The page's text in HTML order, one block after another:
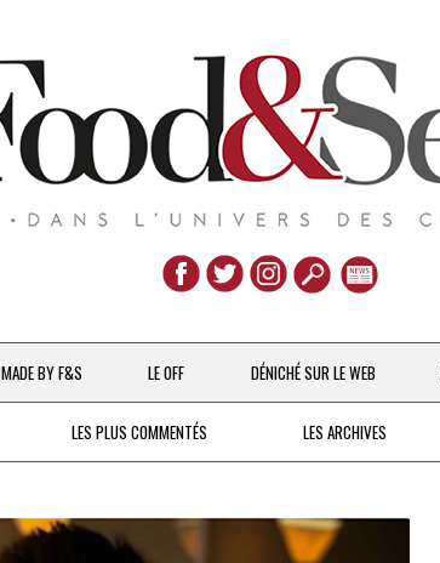
Aller
au
contenu
MADE BY F&S
CHEFS & ACTUALITÉS
À LA PETITE CUILLÈRE
LE OFF DÉNICHÉ SUR LE WEB
LES PLUS COMMENTÉS LES ARCHIVES